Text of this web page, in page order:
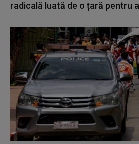
radicală luată de o țară pentru